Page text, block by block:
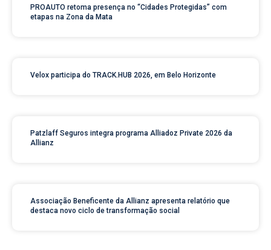
PROAUTO retoma presença no “Cidades Protegidas” com
etapas na Zona da Mata
Velox participa do TRACK.HUB 2026, em Belo Horizonte
Patzlaff Seguros integra programa Alliadoz Private 2026 da
Allianz
Associação Beneficente da Allianz apresenta relatório que
destaca novo ciclo de transformação social